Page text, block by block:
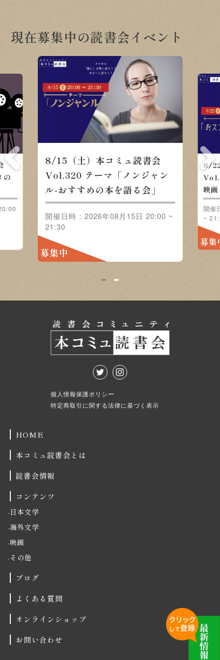
現在募集中の読書会イベント
の
8/15（土）本コミュ読書会
Vol.320 テーマ「ノンジャン
ル-おすすめの本を語る会」
開催日時：2026年08月15日 20:00 ~
21:30
募集中
8/
映
開催
~
募集
1 2
個人情報保護ポリシー
特定商取引に関する法律に基づく表示
HOME
本コミュ読書会とは
読書会情報
コンテンツ
日本文学
海外文学
映画
その他
ブログ
よくある質問
オンラインショップ
お問い合わせ